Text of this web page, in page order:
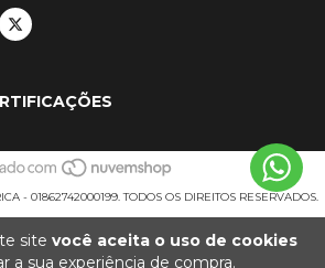
site você aceita o uso de cookies
a sua experiência de compra.
- 01862742000199. TODOS OS DIREITOS RESERVADOS.